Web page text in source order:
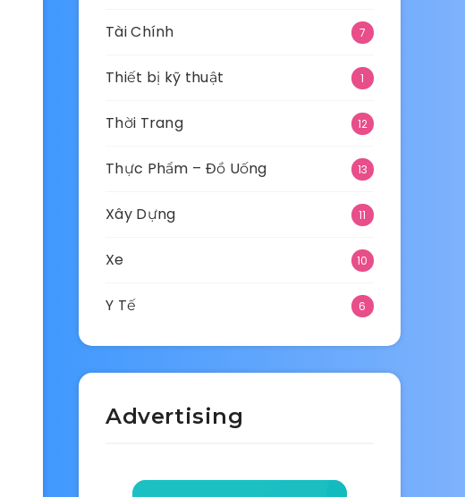
Tài Chính 7
Thiết bị kỹ thuật 1
Thời Trang 12
Thực Phẩm – Đồ Uống 13
Xây Dựng 11
Xe 10
Y Tế 6
Advertising